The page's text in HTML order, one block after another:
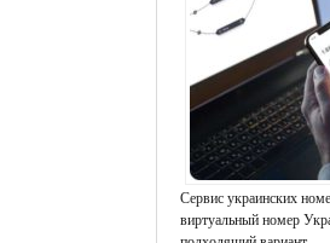
Сервис украинских
виртуальный номер